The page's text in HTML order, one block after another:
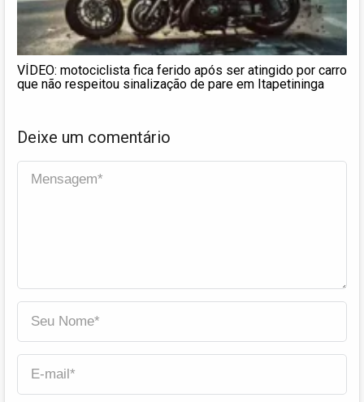
VÍDEO: motociclista fica ferido após ser atingido por carro
que não respeitou sinalização de pare em Itapetininga
Deixe um comentário